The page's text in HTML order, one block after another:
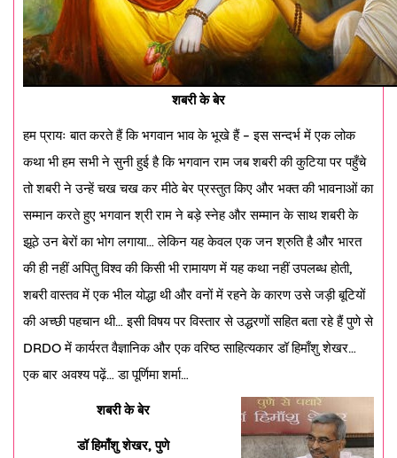
शबरी के बेर
हम प्रायः बात करते हैं कि भगवान भाव के भूखे हैं – इस सन्दर्भ में एक लोक
कथा भी हम सभी ने सुनी हुई है कि भगवान राम जब शबरी की कुटिया पर पहुँचे
तो शबरी ने उन्हें चख चख कर मीठे बेर प्रस्तुत किए और भक्त की भावनाओं का
सम्मान करते हुए भगवान श्री राम ने बड़े स्नेह और सम्मान के साथ शबरी के
झूठे उन बेरों का भोग लगाया… लेकिन यह केवल एक जन श्रुति है और भारत
की ही नहीं अपितु विश्व की किसी भी रामायण में यह कथा नहीं उपलब्ध होती,
शबरी वास्तव में एक भील योद्धा थी और वनों में रहने के कारण उसे जड़ी बूटियों
की अच्छी पहचान थी… इसी विषय पर विस्तार से उद्धरणों सहित बता रहे हैं पुणे से
DRDO में कार्यरत वैज्ञानिक और एक वरिष्ठ साहित्यकार डॉ हिमाँशु शेखर…
एक बार अवश्य पढ़ें… डा पूर्णिमा शर्मा…
शबरी के बेर
डॉ हिमाँशु शेखर, पुणे